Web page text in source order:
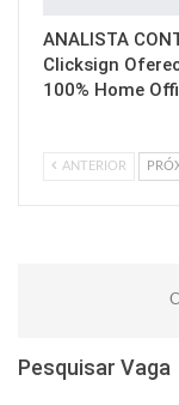
ANALISTA
Clicksign
100% Home
ANTERIOR
Pesquisar Vaga